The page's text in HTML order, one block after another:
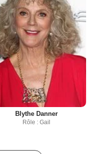
Blythe Danner
Rôle : Gail